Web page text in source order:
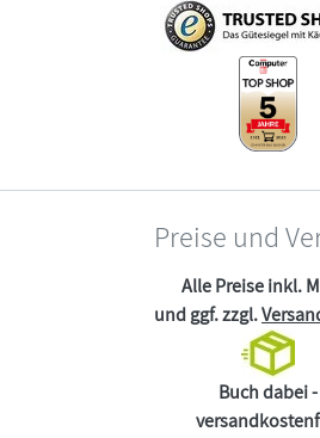
Preise und
Alle Preise inkl.
und ggf. zzgl.
Buch dabei -